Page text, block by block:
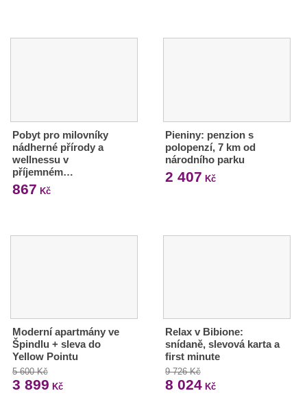
Pobyt pro milovníky
nádherné přírody a
wellnessu v
příjemném…
867 Kč
Pieniny: penzion s
polopenzí, 7 km od
národního parku
2 407 Kč
Moderní apartmány ve
Špindlu + sleva do
Yellow Pointu
5 600 Kč
3 899 Kč
Relax v Bibione:
snídaně, slevová karta a
first minute
9 726 Kč
8 024Kč